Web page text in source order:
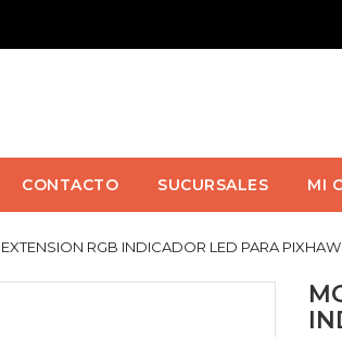
CONTACTO SUCURSALES MI
RGB INDICADOR LED PARA